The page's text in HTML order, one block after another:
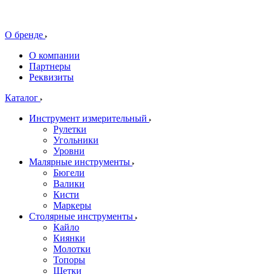
О бренде
О компании
Партнеры
Реквизиты
Каталог
Инструмент измерительный
Рулетки
Угольники
Уровни
Малярные инструменты
Бюгели
Валики
Кисти
Маркеры
Столярные инструменты
Кайло
Киянки
Молотки
Топоры
Щетки